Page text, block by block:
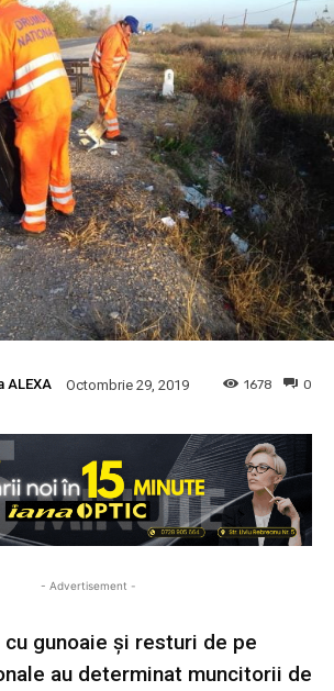
ALEXA Octombrie 29, 2019 0
1678
- Advertisement -
gunoaie și resturi de pe
au determinat muncitorii de